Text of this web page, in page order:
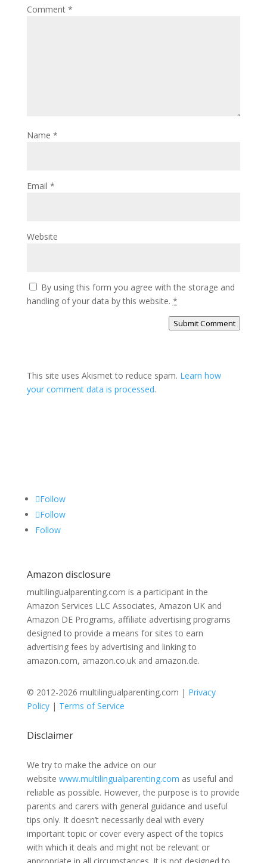
Comment *
Name *
Email *
Website
By using this form you agree with the storage and
handling of your data by this website. *
Submit Comment
This site uses Akismet to reduce spam. Learn how
your comment data is processed.
Follow
Follow
Follow
Amazon disclosure
multilingualparenting.com is a participant in the
Amazon Services LLC Associates, Amazon UK and
Amazon DE Programs, affiliate advertising programs
designed to provide a means for sites to earn
advertising fees by advertising and linking to
amazon.com, amazon.co.uk and amazon.de.
© 2012-2026 multilingualparenting.com | Privacy
Policy| Terms of Service
Disclaimer
We try to make the advice on our
website www.multilingualparenting.com as useful and
reliable as possible. However, the purpose is to provide
parents and carers with general guidance and useful
tips only. It doesn’t necessarily deal with every
important topic or cover every aspect of the topics
with which it deals and might not be relevant or